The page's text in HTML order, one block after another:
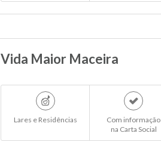
Vida Maior Maceira
Lares e Residências
Com informação
na Carta Social